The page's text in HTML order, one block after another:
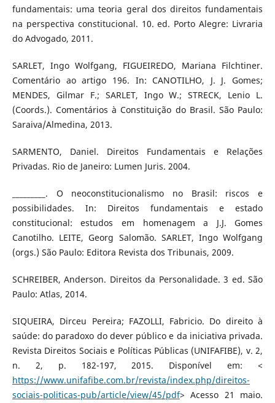
fundamentais: uma teoria geral dos direitos fundamentais
na perspectiva constitucional. 10. ed. Porto Alegre: Livraria
do Advogado, 2011.
SARLET, Ingo Wolfgang, FIGUEIREDO, Mariana Filchtiner.
Comentário ao artigo 196. In: CANOTILHO, J. J. Gomes;
MENDES, Gilmar F.; SARLET, Ingo W.; STRECK, Lenio L.
(Coords.). Comentários à Constituição do Brasil. São Paulo:
Saraiva/Almedina, 2013.
SARMENTO, Daniel. Direitos Fundamentais e Relações
Privadas. Rio de Janeiro: Lumen Juris. 2004.
_________. O neoconstitucionalismo no Brasil: riscos e
possibilidades. In: Direitos fundamentais e estado
constitucional: estudos em homenagem a J.J. Gomes
Canotilho. LEITE, Georg Salomão. SARLET, Ingo Wolfgang
(orgs.) São Paulo: Editora Revista dos Tribunais, 2009.
SCHREIBER, Anderson. Direitos da Personalidade. 3 ed. São
Paulo: Atlas, 2014.
SIQUEIRA, Dirceu Pereira; FAZOLLI, Fabricio. Do direito à
saúde: do paradoxo do dever público e da iniciativa privada.
Revista Direitos Sociais e Políticas Públicas (UNIFAFIBE), v. 2,
n. 2, p. 182-197, 2015. Disponível em: <
https://www.unifafibe.com.br/revista/index.php/direitos-
sociais-politicas-pub/article/view/45/pdf> Acesso 21 maio.